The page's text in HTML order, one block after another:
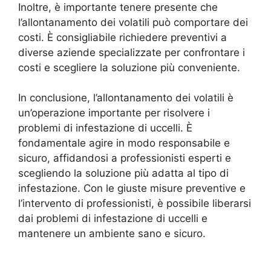
Inoltre, è importante tenere presente che
l’allontanamento dei volatili può comportare dei
costi. È consigliabile richiedere preventivi a
diverse aziende specializzate per confrontare i
costi e scegliere la soluzione più conveniente.
In conclusione, l’allontanamento dei volatili è
un’operazione importante per risolvere i
problemi di infestazione di uccelli. È
fondamentale agire in modo responsabile e
sicuro, affidandosi a professionisti esperti e
scegliendo la soluzione più adatta al tipo di
infestazione. Con le giuste misure preventive e
l’intervento di professionisti, è possibile liberarsi
dai problemi di infestazione di uccelli e
mantenere un ambiente sano e sicuro.